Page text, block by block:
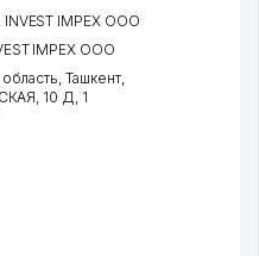
INVEST IMPEX ООО
IMPEX ООО
,Ташкент,
, 10 Д, 1